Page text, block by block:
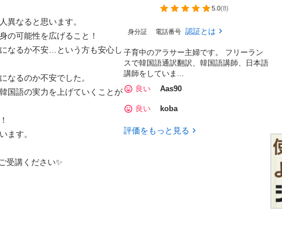
異なると思います。
の可能性を広げること！
なるか不安…という方も安心し
なるのか不安でした。
国語の実力を上げていくことが
ます。
受講ください✨️
5.0(8)
身分証 電話番号 認証とは
子育中のアラサー主婦です。 フリーラン
スで韓国語通訳翻訳、韓国語講師、日本語
講師をしていま...
良い
Aas90
良い koba
評価をもっと見る